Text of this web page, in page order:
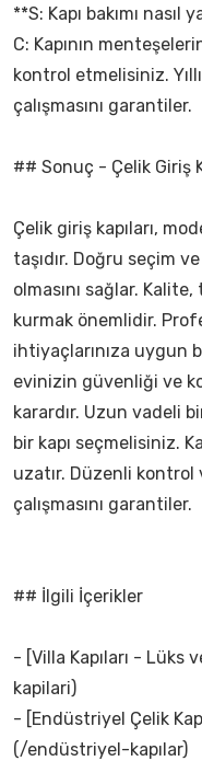
**S: Kapı bakımı nasıl
C: Kapının
kontrol etmelisiniz.
çalışmasını garantiler.
## Sonuç - Çelik Giriş
Çelik giriş kapıları,
taşıdır. Doğru seçim
olmasını sağlar.
kurmak önemlidir.
ihtiyaçlarınıza uygun
evinizin güvenliği ve
karardır. Uzun vadeli
bir kapı seçmelisiniz.
uzatır. Düzenli kontrol
çalışmasını garantiler.
## İlgili İçerikler
- [Villa Kapıları -
kapilari)
- [Endüstriyel Çelik
(/endüstriyel-kapılar)